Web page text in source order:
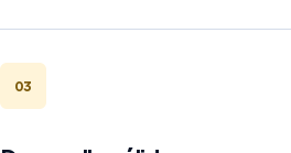
03